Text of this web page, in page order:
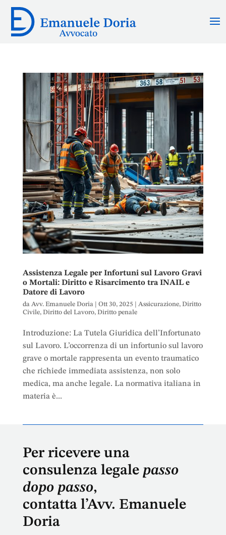
Assistenza Legale per Infortuni sul Lavoro Gravi
o Mortali: Diritto e Risarcimento tra INAIL e
Datore di Lavoro
da Avv. Emanuele Doria| Ott 30, 2025 Assicurazione, Diritto
Civile, Diritto del Lavoro, Diritto penale
Introduzione: La Tutela Giuridica dell’Infortunato
sul Lavoro. L’occorrenza di un infortunio sul lavoro
grave o mortale rappresenta un evento traumatico
che richiede immediata assistenza, non solo
medica, ma anche legale. La normativa italiana in
materia è...
Per ricevere una
consulenza legale passo
dopo passo,
contatta l’Avv. Emanuele
Doria